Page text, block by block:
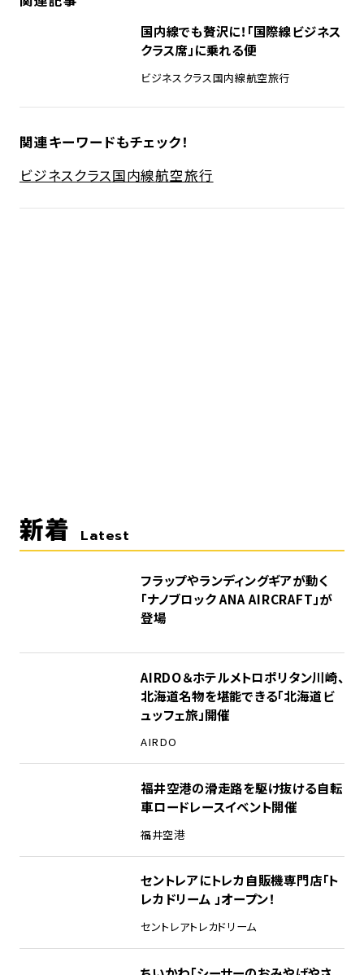
国内線でも贅沢に！「国際線ビジネス
クラス席」に乗れる便
ビジネスクラス国内線航空旅行
関連キーワードもチェック！
ビジネスクラス国内線航空旅行
新着 Latest
フラップやランディングギアが動く
「ナノブロック ANA AIRCRAFT」が
登場
AIRDO＆ホテルメトロポリタン川崎、
北海道名物を堪能できる「北海道ビ
ュッフェ旅」開催
AIRDO
福井空港の滑走路を駆け抜ける自転
車ロードレースイベント開催
福井空港
セントレアにトレカ自販機専門店「ト
レカドリーム 」オープン！
セントレアトレカドリーム